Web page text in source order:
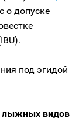
о допуске
под эгидой
лыжных видов